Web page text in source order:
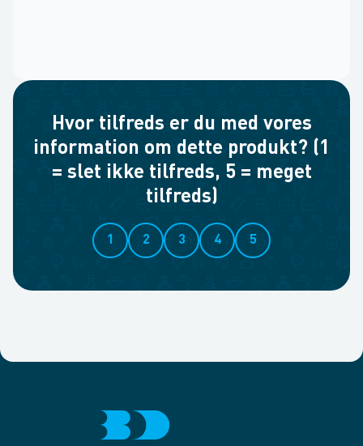
Hvor tilfreds er du med vores
information om dette produkt? (1
= slet ikke tilfreds, 5 = meget
tilfreds)
1 2 3 4 5